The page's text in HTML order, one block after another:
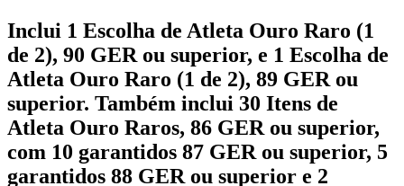
Inclui 1 Escolha de Atleta Ouro Raro (1
de 2), 90 GER ou superior, e 1 Escolha de
Atleta Ouro Raro (1 de 2), 89 GER ou
superior. Também inclui 30 Itens de
Atleta Ouro Raros, 86 GER ou superior,
com 10 garantidos 87 GER ou superior, 5
garantidos 88 GER ou superior e 2